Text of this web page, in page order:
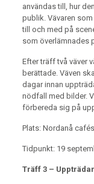
användas till, hur
publik. Vävaren
till och med på
som överlämnades
Efter träff två väver
berättade. Väven
dagar innan
nödfall med bilder.
förbereda sig på
Plats: Nordanå
Tidpunkt: 19
Träff 3 –